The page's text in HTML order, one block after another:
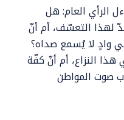
الرأي العام: هل
لهذا التعسّف، أم أنّ
وادٍ لا يُسمع صداه؟
النزاع، أم أنّ كفّة
صوت المواطن